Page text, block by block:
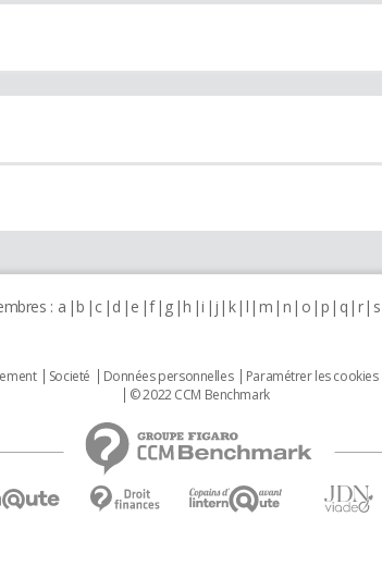
: a b c d e f g h i j k l m n o p q r s
Societé Données personnelles Paramétrer les cookies
© 2022 CCM Benchmark